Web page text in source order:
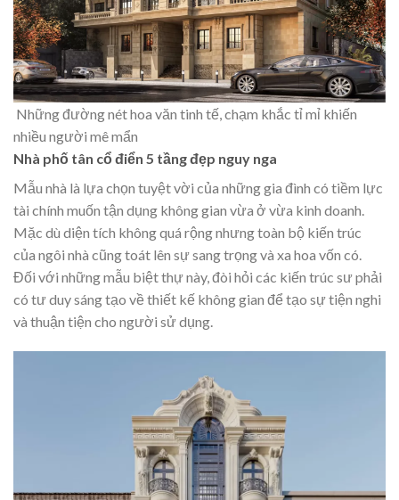
Những đường nét hoa văn tinh tế, chạm khắc tỉ mỉ khiến
nhiều người mê mẩn
Nhà phố tân cổ điển 5 tầng đẹp nguy nga
Mẫu nhà là lựa chọn tuyệt vời của những gia đình có tiềm lực
tài chính muốn tận dụng không gian vừa ở vừa kinh doanh.
Mặc dù diện tích không quá rộng nhưng toàn bộ kiến trúc
của ngôi nhà cũng toát lên sự sang trọng và xa hoa vốn có.
Đối với những mẫu biệt thự này, đòi hỏi các kiến trúc sư phải
có tư duy sáng tạo về thiết kế không gian để tạo sự tiện nghi
và thuận tiện cho người sử dụng.